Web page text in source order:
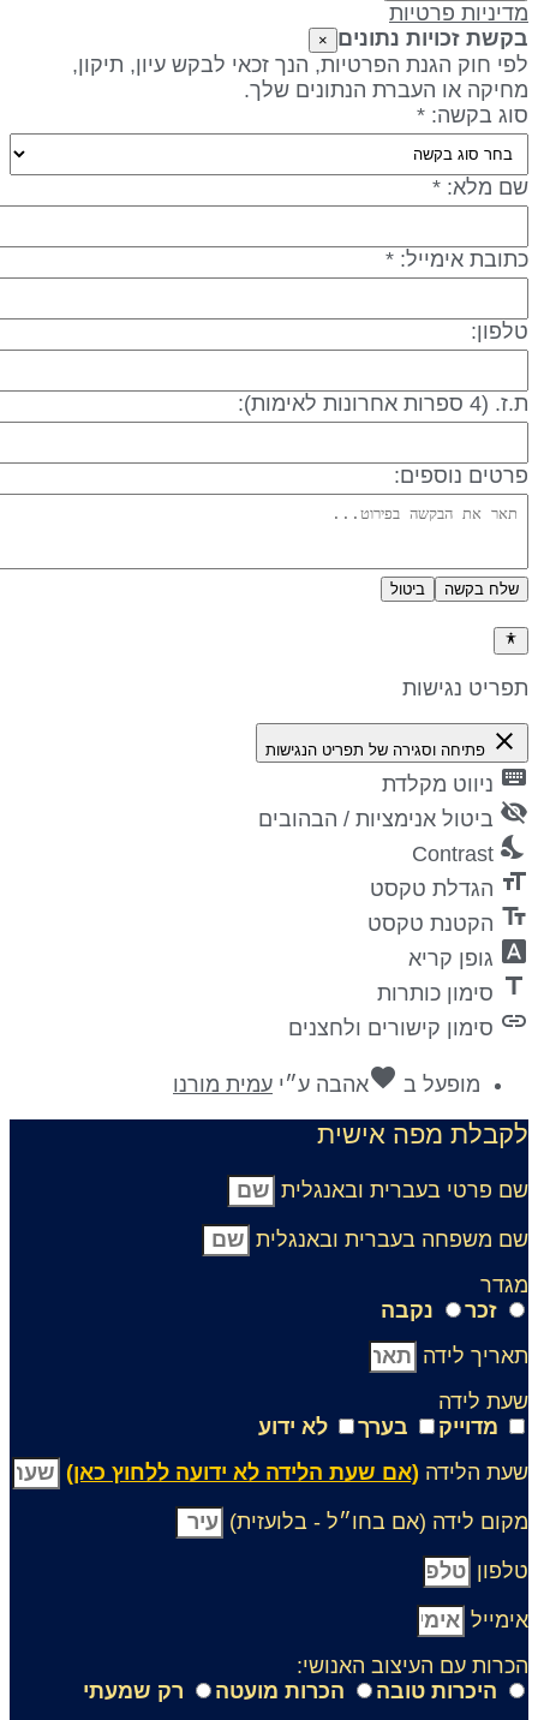
פרטיות
זכויות נתונים
חוק הגנת הפרטיות, הנך זכאי לבקש עיון, תיקון,
או העברת הנתונים שלך.
בקשה: *
מלא: *
אימייל: *
ספרות אחרונות לאימות):
נוספים:
שלח בקשה ביטול
נגישות
close פתיחה וסגירה של תפריט הנגישות
ניווט מקלדת
ביטול אנימציות / הבהובים
Contrast
הגדלת טקסט
הקטנת טקסט
גופן קריא
סימון כותרות
סימון קישורים ולחצנים
מופעל בfavoriteאהבהע״יעמית מורנו
מפה אישית
פרטי בעברית ובאנגלית
משפחה בעברית ובאנגלית
זכר
נקבה
לידה
לידה
מדוייק
בערך
לא ידוע
הלידה(אם שעת הלידה לא ידועה ללחוץ כאן)
לידה (אם בחו״ל - בלועזית)
עם העיצוב האנושי:
היכרות טובה
הכרות מועטה רק שמעתי